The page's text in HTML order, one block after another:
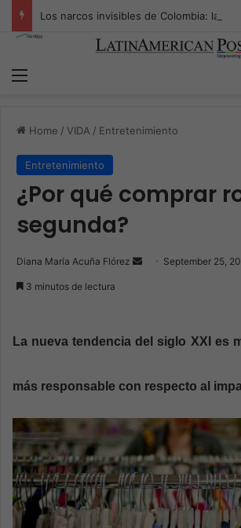
Home / VIDA / Entretenimiento
Entretenimiento
¿Por qué comprar
segunda?
Diana María Acuña Flórez
a
m
September 25,
3 minutos de lectura
La nueva tendencia del siglo XXI es
más responsable con respecto al